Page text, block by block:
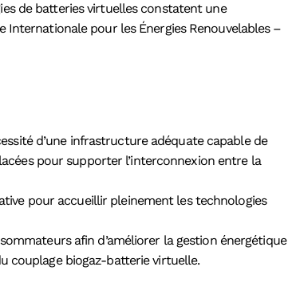
de batteries virtuelles constatent une
Internationale pour les Énergies Renouvelables –
d’une infrastructure adéquate capable de
pour supporter l’interconnexion entre la
pour accueillir pleinement les technologies
afin d’améliorer la gestion énergétique
couplage biogaz-batterie virtuelle.